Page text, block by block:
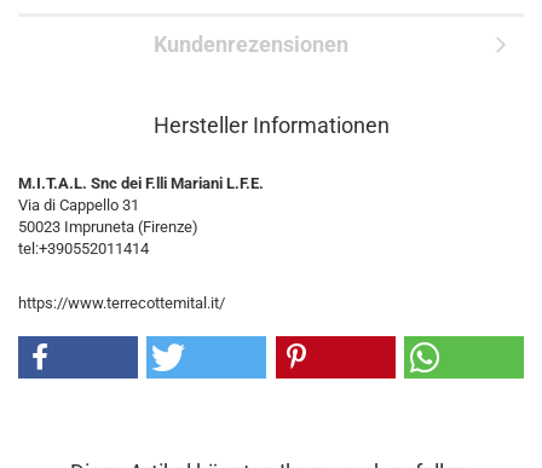
Kundenrezensionen
Hersteller Informationen
M.I.T.A.L. Snc dei F.lli Mariani L.F.E.
Via di Cappello 31
50023 Impruneta (Firenze)
tel:+390552011414
https://www.terrecottemital.it/